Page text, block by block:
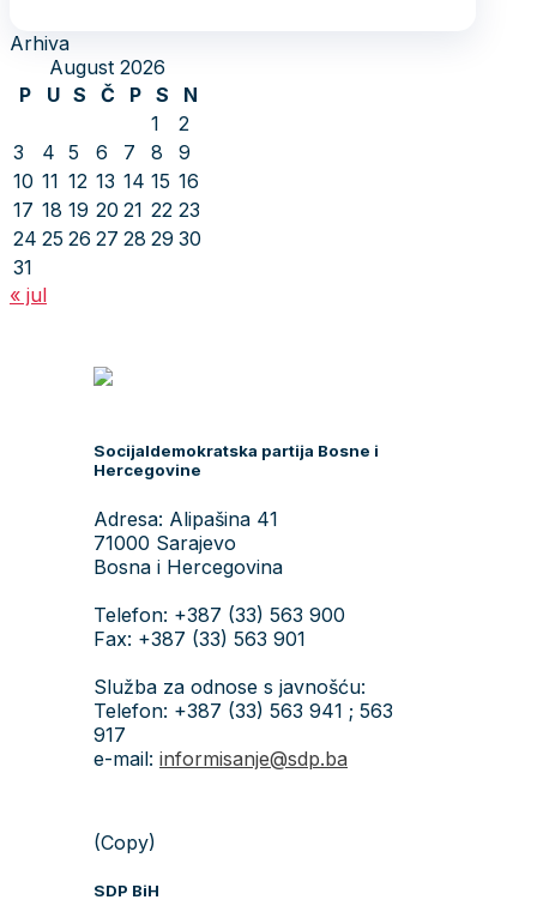
Arhiva
August 2026
P
U S Č P S
N
1
2
3
4 5 6 7 8
9
10 11 12 13 14 15 16
17 18 19 20 21 22 23
24 25 26 27 28 29 30
31
« jul
Socijaldemokratska partija Bosne i
Hercegovine
Adresa: Alipašina 41
71000 Sarajevo
Bosna i Hercegovina
Telefon: +387 (33) 563 900
Fax: +387 (33) 563 901
Služba za odnose s javnošću:
Telefon: +387 (33) 563 941 ; 563
917
e-mail: informisanje@sdp.ba
(Copy)
SDP BiH